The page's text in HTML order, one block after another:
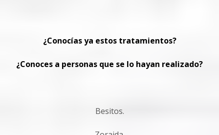
¿Conocías ya estos tratamientos?
¿Conoces a personas que se lo hayan realizado?
Besitos.